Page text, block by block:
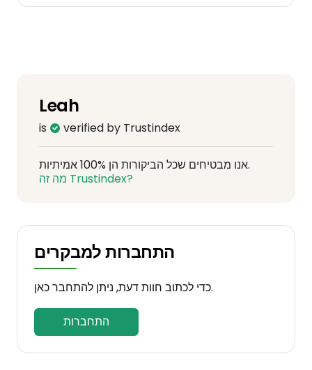
Leah
is verified by Trustindex
אנו מבטיחים שכל הביקורות הן 100% אמיתיות.
מה זה Trustindex?
התחברות למבקרים
כדי לכתוב חוות דעת, ניתן להתחבר כאן.
התחברות